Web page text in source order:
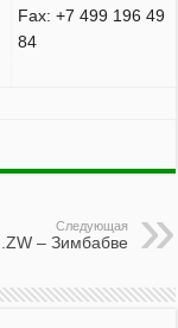
Fax: +7 499 196 49
84
Следующая
.ZW – Зимбабве